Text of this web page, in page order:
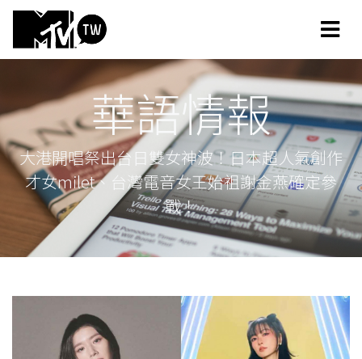
華語情報
大港開唱祭出台日雙女神波！日本超人氣創作
才女milet、台灣電音女王始祖謝金燕確定參
戰！